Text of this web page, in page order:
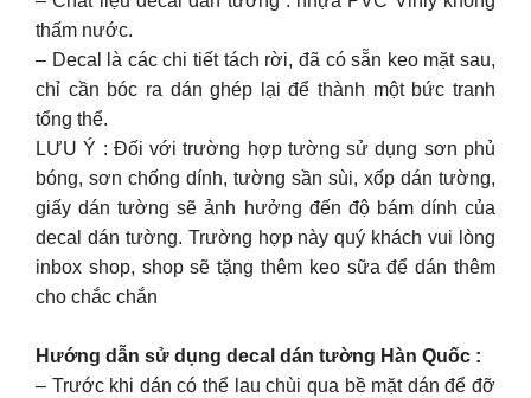
thấm nước.
– Decal là các chi tiết tách rời, đã có sẵn keo mặt sau,
chỉ cần bóc ra dán ghép lại để thành một bức tranh
tổng thể.
LƯU Ý : Đối với trường hợp tường sử dụng sơn phủ
bóng, sơn chống dính, tường sần sùi, xốp dán tường,
giấy dán tường sẽ ảnh hưởng đến độ bám dính của
decal dán tường. Trường hợp này quý khách vui lòng
inbox shop, shop sẽ tặng thêm keo sữa để dán thêm
cho chắc chắn
Hướng dẫn sử dụng decal dán tường Hàn Quốc :
– Trước khi dán có thể lau chùi qua bề mặt dán để đỡ